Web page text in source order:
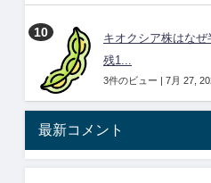
キオクシア株はな
残1...
3件のビュー | 7月 27,
最新コメント